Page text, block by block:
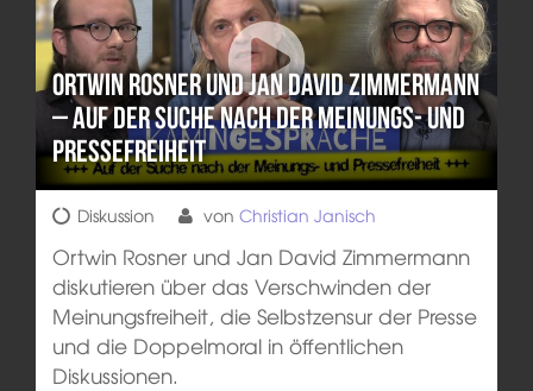
Ortwin Rosner und Jan David Zimmermann
– Auf der Suche nach der Meinungs- und
Pressefreiheit
Diskussion von Christian Janisch
Ortwin Rosner und Jan David Zimmermann
diskutieren über das Verschwinden der
Meinungsfreiheit, die Selbstzensur der Presse
und die Doppelmoral in öffentlichen
Diskussionen.